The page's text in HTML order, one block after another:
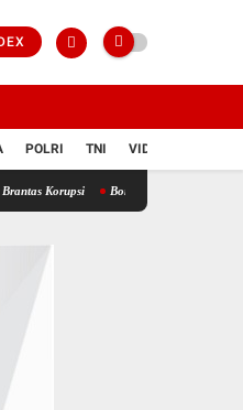
POLRI TNI VIDIO
Bongkar Sindikat Buzzer Penyebar